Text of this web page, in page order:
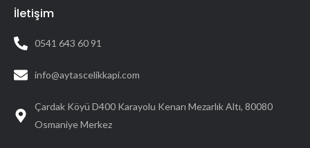
İletişim
0541 643 60 91
info@aytascelikkapi.com
Çardak Köyü D400 Karayolu Kenarı Mezarlık Altı, 80080
Osmaniye Merkez